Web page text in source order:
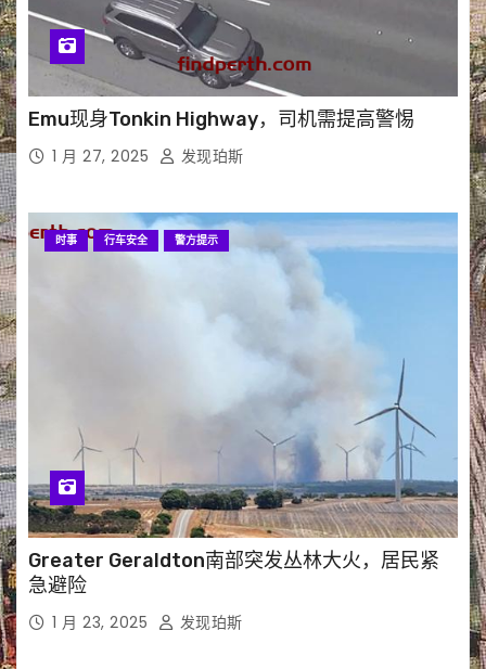
Emu现身Tonkin Highway，司机需提高警惕
1 月 27, 2025 发现珀斯
时事 行车安全 警方提示
Greater Geraldton南部突发丛林大火，居民紧
急避险
1 月 23, 2025 发现珀斯